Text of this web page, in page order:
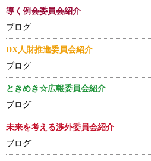
導く例会委員会紹介
ブログ
DX人財推進委員会紹介
ブログ
ときめき☆広報委員会紹介
ブログ
未来を考える渉外委員会紹介
ブログ